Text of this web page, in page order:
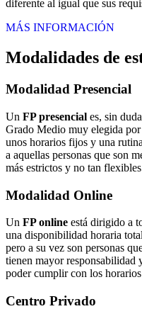
diferente al igual que sus
MÁS INFORMACIÓN
Modalidades de
Modalidad Presencial
Un FP presencial es, sin
Grado Medio muy elegida
unos horarios fijos y una
a aquellas personas que son
más estrictos y no tan
Modalidad Online
Un FP online está dirigido a
una disponibilidad horaria
pero a su vez son personas
tienen mayor responsabilidad
poder cumplir con los
Centro Privado